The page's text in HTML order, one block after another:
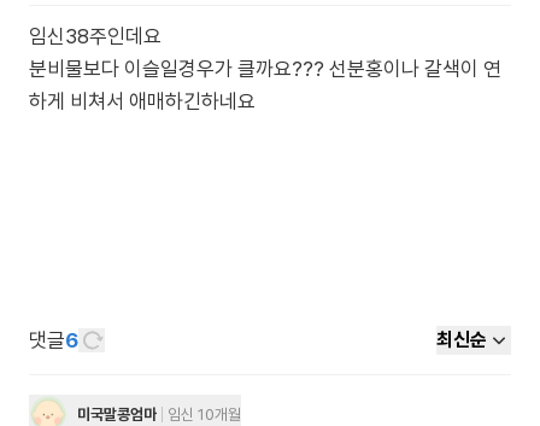
임신38주인데요
분비물보다 이슬일경우가 클까요??? 선분홍이나 갈색이 연
하게 비쳐서 애매하긴하네요
댓글6 최신순
미국말콩엄마 임신 10개월